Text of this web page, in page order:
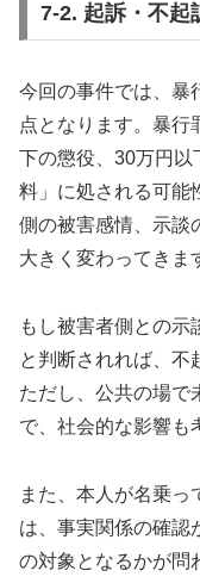
7-2. 起訴・不起
今回の事件では、暴
点となります。暴行
下の懲役、30万円以
料」に処される可能
側の被害感情、示談
大きく変わってきま
もし被害者側との示
と判断されれば、不
ただし、公共の場で
で、社会的な影響も
また、本人が名乗っ
は、事実関係の確認
の対象となるかが問